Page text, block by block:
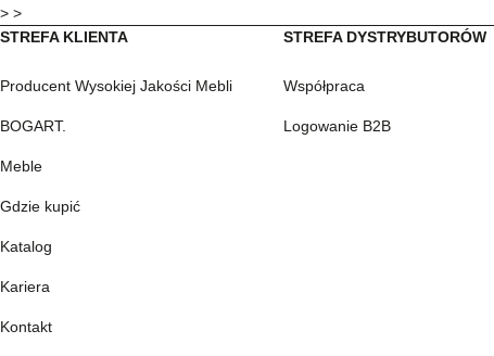
> >
STREFA KLIENTA
Producent Wysokiej Jakości Mebli
BOGART.
Meble
Gdzie kupić
Katalog
Kariera
Kontakt
STREFA DYSTRYBUTORÓW
Współpraca
Logowanie B2B